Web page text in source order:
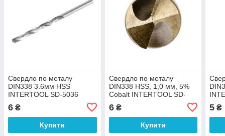
Свердло по металу
DIN338 3.6мм HSS
INTERTOOL SD-5036
6 ₴
Купити
Свердло по металу
DIN338 HSS, 1,0 мм, 5%
Cobalt INTERTOOL SD-
6₴
Купити
5 ₴